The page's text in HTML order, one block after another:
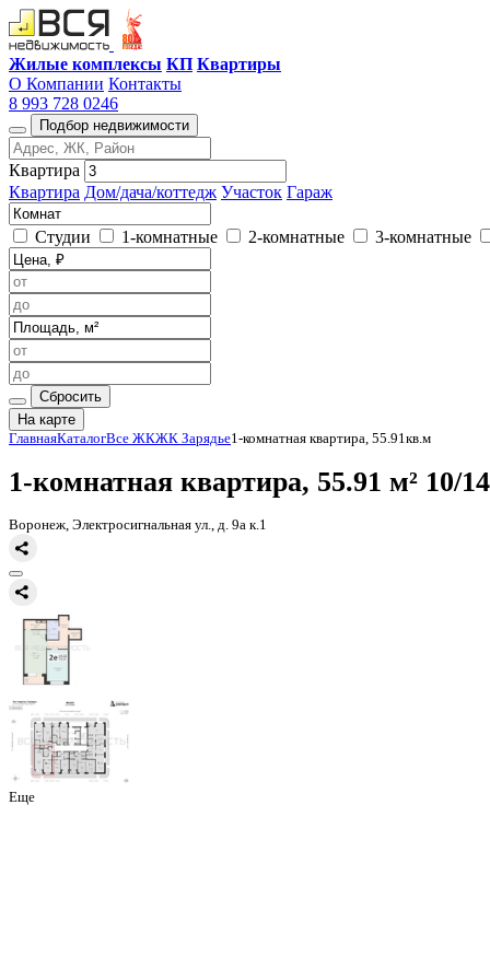
Жилые комплексы КП Квартиры
О Компании Контакты
8 993 728 0246
Подбор недвижимости
Квартира
Квартира Дом/дача/коттедж Участок Гараж
Студии 1-комнатные 2-комнатные 3-комнатные
Сбросить
На карте
Главная
1-комнатная квартира,
Воронеж, Электросигнальная ул., д. 9а к.1